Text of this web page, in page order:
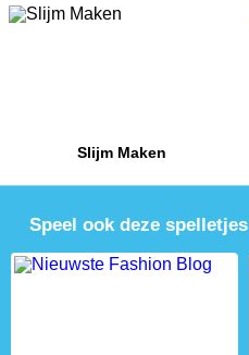
Slijm Maken
Speel ook deze spelletjes